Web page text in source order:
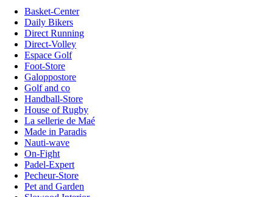
Basket-Center
Daily Bikers
Direct Running
Direct-Volley
Espace Golf
Foot-Store
Galoppostore
Golf and co
Handball-Store
House of Rugby
La sellerie de Maé
Made in Paradis
Nauti-wave
On-Fight
Padel-Expert
Pecheur-Store
Pet and Garden